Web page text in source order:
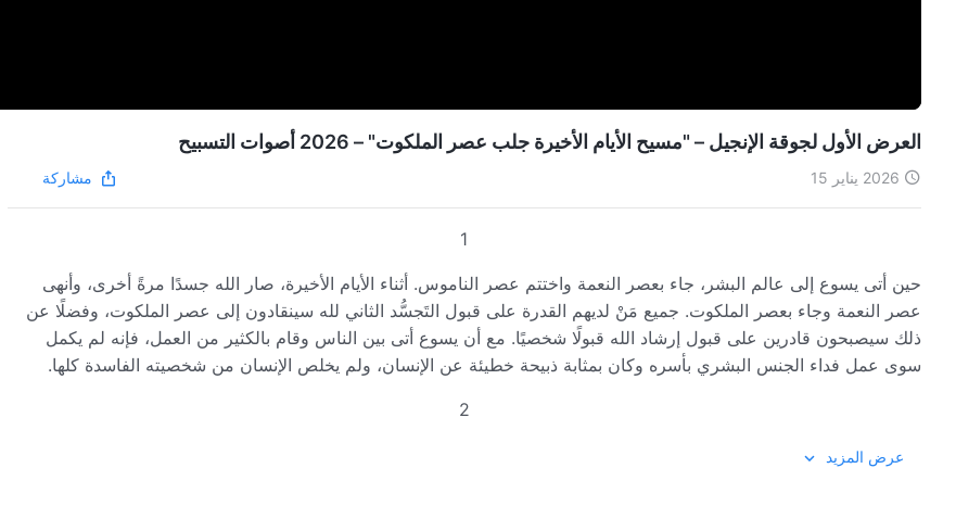
العرض الأول لجوقة الإنجيل – "مسيح الأيام الأخيرة جلب عصر الملكوت" – 2026 أصوات التسبيح
2026 يناير 15 مشاركة
1
حين أتى يسوع إلى عالم البشر، جاء بعصر النعمة واختتم عصر الناموس. أثناء الأيام الأخيرة، صار الله جسدًا مرةً أخرى، وأنهى
عصر النعمة وجاء بعصر الملكوت. جميع مَنْ لديهم القدرة على قبول التَجسُّد الثاني لله سينقادون إلى عصر الملكوت، وفضلًا عن
ذلك سيصبحون قادرين على قبول إرشاد الله قبولًا شخصيًا. مع أن يسوع أتى بين الناس وقام بالكثير من العمل، فإنه لم يكمل
سوى عمل فداء الجنس البشري بأسره وكان بمثابة ذبيحة خطيئة عن الإنسان، ولم يخلص الإنسان من شخصيته الفاسدة كلها.
2
إنخلاصالإنسان من تأثير الشيطان خلاصًا تامًّا لم يتطلّب من يسوع أن يحمل خطايا الإنسان كذبيحة خطيئة فحسب، بل تطلّبعرض المزيد